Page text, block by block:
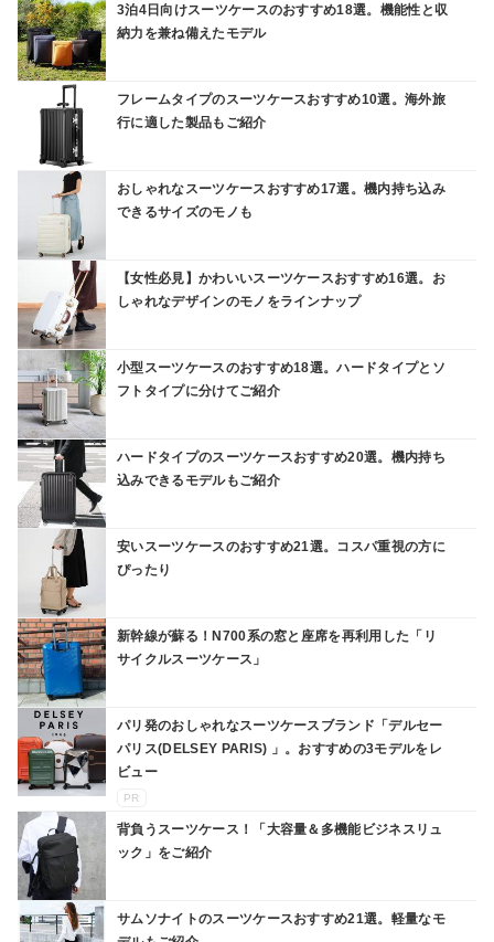
3泊4日向けスーツケースのおすすめ18選。機能性と収
納力を兼ね備えたモデル
フレームタイプのスーツケースおすすめ10選。海外旅
行に適した製品もご紹介
おしゃれなスーツケースおすすめ17選。機内持ち込み
できるサイズのモノも
【女性必見】かわいいスーツケースおすすめ16選。お
しゃれなデザインのモノをラインナップ
小型スーツケースのおすすめ18選。ハードタイプとソ
フトタイプに分けてご紹介
ハードタイプのスーツケースおすすめ20選。機内持ち
込みできるモデルもご紹介
安いスーツケースのおすすめ21選。コスパ重視の方に
ぴったり
新幹線が蘇る！N700系の窓と座席を再利用した「リ
サイクルスーツケース」
パリ発のおしゃれなスーツケースブランド「デルセー
パリス(DELSEY PARIS) 」。おすすめの3モデルをレ
ビュー
PR
背負うスーツケース！「大容量＆多機能ビジネスリュ
ック」をご紹介
サムソナイトのスーツケースおすすめ21選。軽量なモ